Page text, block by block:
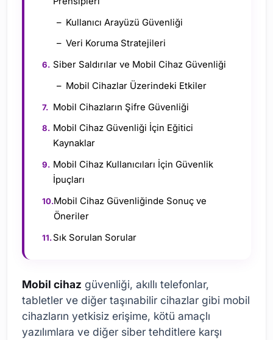
Kullanıcı Arayüzü Güvenliği
Veri Koruma Stratejileri
Siber Saldırılar ve Mobil Cihaz Güvenliği
Mobil Cihazlar Üzerindeki Etkiler
Mobil Cihazların Şifre Güvenliği
Mobil Cihaz Güvenliği İçin Eğitici
Kaynaklar
Mobil Cihaz Kullanıcıları İçin Güvenlik
İpuçları
Mobil Cihaz Güvenliğinde Sonuç ve
Öneriler
Sık Sorulan Sorular
Mobil cihaz güvenliği, akıllı telefonlar,
tabletler ve diğer taşınabilir cihazlar gibi mobil
cihazların yetkisiz erişime, kötü amaçlı
yazılımlara ve diğer siber tehditlere karşı